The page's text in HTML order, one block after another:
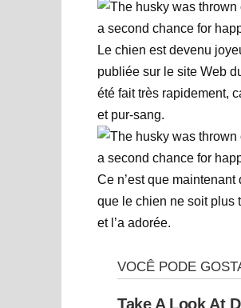
Le chien est devenu
publiée sur le site Web
été fait très rapidement,
et pur-sang.
Ce n’est que
que le chien ne soit plus
et l’a adorée.